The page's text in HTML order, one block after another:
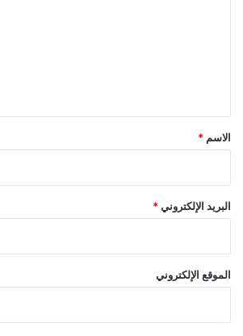
*
الاسم *
البريد الإلكتروني*
الموقع الإلكتروني